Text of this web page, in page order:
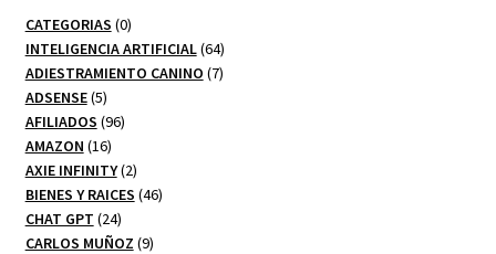
CATEGORIAS 00
productos
INTELIGENCIA ARTIFICIAL 6464
productos
ADIESTRAMIENTO CANINO 77
ADSENSE 55
productos
AFILIADOS 9696
AMAZON 1616
productos
AXIE INFINITY 22
productos
BIENES Y RAICES 4646
CHAT GPT 2424
productos
CARLOS MUÑOZ 99